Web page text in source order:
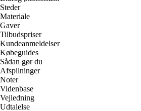
Steder
Materiale
Gaver
Tilbudspriser
Kundeanmeldelser
Købeguides
Sådan gør du
Afspilninger
Noter
Videnbase
Vejledning
Udtalelse